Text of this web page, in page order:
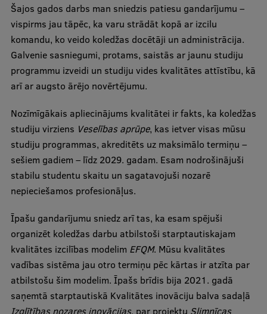
Mūžizglītība
Ētikas un līdztiesības mācības
Atvērtā universitāte
Profesionālās pilnveides kursi
ESF kvalifikācijas celšanas kursi
Pedagoģiskās izaugsmes centrs
Kvalifikācijas atbilstības pārbaude
Pētniecība
Zinātniskie institūti un laboratorijas
Šajos gados darbs man sniedzis patiesu gandarījumu –
vispirms jau tāpēc, ka varu strādāt kopā ar izcilu
komandu, ko veido koledžas docētāji un administrācija.
Galvenie sasniegumi, protams, saistās ar jaunu studiju
programmu izveidi un studiju vides kvalitātes attīstību, kā
arī ar augsto ārējo novērtējumu.
Nozīmīgākais apliecinājums kvalitātei ir fakts, ka koledžas
studiju virziens Veselības aprūpe, kas ietver visas mūsu
studiju programmas, akreditēts uz maksimālo termiņu –
sešiem gadiem – līdz 2029. gadam. Esam nodrošinājuši
stabilu studentu skaitu un sagatavojuši nozarē
nepieciešamos profesionāļus.
Īpašu gandarījumu sniedz arī tas, ka esam spējuši
organizēt koledžas darbu atbilstoši starptautiskajam
kvalitātes izcilības modelim EFQM. Mūsu kvalitātes
vadības sistēma jau otro termiņu pēc kārtas ir atzīta par
atbilstošu šim modelim. Īpašs brīdis bija 2021. gadā
saņemtā starptautiskā Kvalitātes inovāciju balva sadaļā
Izglītības nozares inovācijas, par projektu Slimnīcas